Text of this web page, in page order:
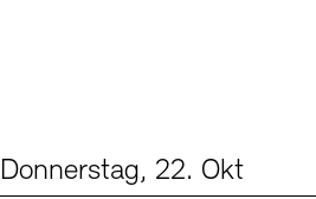
Donnerstag, 22. Okt